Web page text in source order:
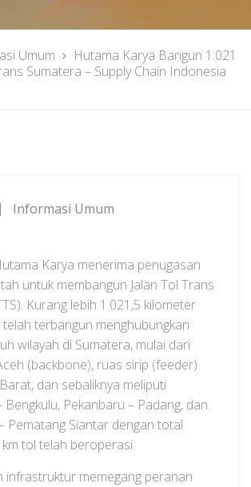
Umum
Hutama Karya Bangun 1.021
Sumatera – Supply Chain Indonesia
Informasi Umum
Karya menerima penugasan
untuk membangun Jalan Tol Trans
Kurang lebih 1.021,5 kilometer
terbangun menghubungkan
wilayah di Sumatera, mulai dari
(backbone), ruas sirip (feeder)
dan sebaliknya meliputi
Bengkulu, Pekanbaru – Padang, dan
Pematang Siantar dengan total
tol telah beroperasi.
infrastruktur memegang peranan